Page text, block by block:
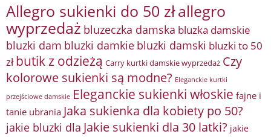
Allegro sukienki do 50 złallegro
wyprzedaż bluzeczka damska bluzka damskie
bluzki dam bluzki damkie bluzki damski bluzki to 50
zł butik z odzieżą Carry kurtki damskie wyprzedaż Czy
kolorowe sukienki są modne? Eleganckie kurtki
przejściowe damskie Eleganckie sukienki włoskie fajne i
tanie ubrania Jaka sukienka dla kobiety po 50?
jakie bluzki dla Jakie sukienki dla 30 latki? jakie